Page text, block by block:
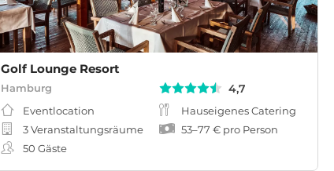
Golf Lounge Resort
Hamburg 4,7
Eventlocation
3 Veranstaltungsräume
50 Gäste
Hauseigenes Catering
53–77 € pro Person